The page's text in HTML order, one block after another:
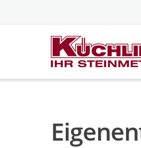
content